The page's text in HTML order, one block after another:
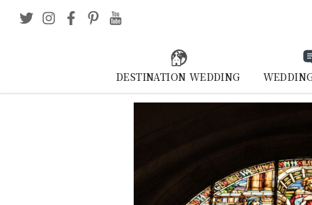
DESTINATION WEDDING